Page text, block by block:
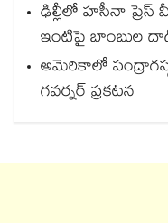
ఢిల్లీలో హసీనా ప్రెస్
ఇంటిపై బాంబుల
అమెరికాలో
గవర్నర్ ప్రకటన